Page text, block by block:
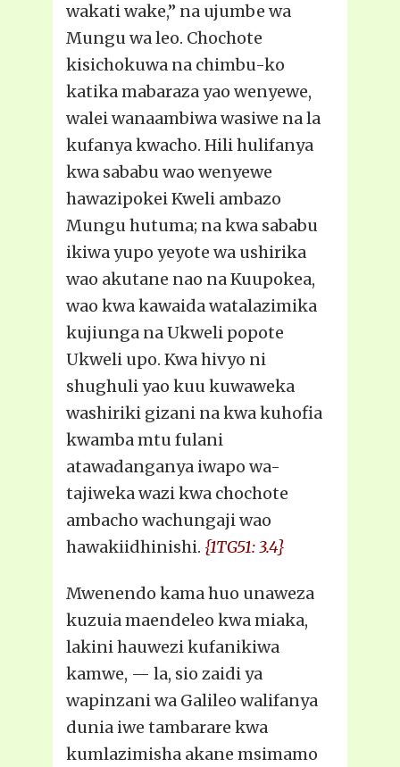
wakati wake,” na ujumbe wa
Mungu wa leo. Chochote
kisichokuwa na chimbu-ko
katika mabaraza yao wenyewe,
walei wanaambiwa wasiwe na la
kufanya kwacho. Hili hulifanya
kwa sababu wao wenyewe
hawazipokei Kweli ambazo
Mungu hutuma; na kwa sababu
ikiwa yupo yeyote wa ushirika
wao akutane nao na Kuupokea,
wao kwa kawaida watalazimika
kujiunga na Ukweli popote
Ukweli upo. Kwa hivyo ni
shughuli yao kuu kuwaweka
washiriki gizani na kwa kuhofia
kwamba mtu fulani
atawadanganya iwapo wa-
tajiweka wazi kwa chochote
ambacho wachungaji wao
hawakiidhinishi. {1TG51: 3.4}
Mwenendo kama huo unaweza
kuzuia maendeleo kwa miaka,
lakini hauwezi kufanikiwa
kamwe, — la, sio zaidi ya
wapinzani wa Galileo walifanya
dunia iwe tambarare kwa
kumlazimisha akane msimamo